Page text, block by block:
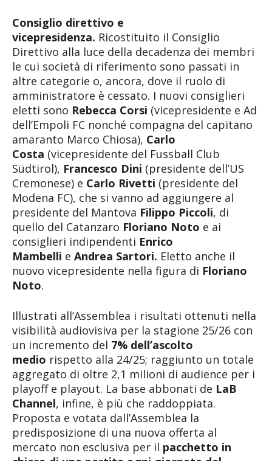
Consiglio direttivo e
vicepresidenza. Ricostituito il Consiglio
Direttivo alla luce della decadenza dei membri
le cui società di riferimento sono passati in
altre categorie o, ancora, dove il ruolo di
amministratore è cessato. I nuovi consiglieri
eletti sono Rebecca Corsi (vicepresidente e Ad
dell’Empoli FC nonché compagna del capitano
amaranto Marco Chiosa), Carlo
Costa (vicepresidente del Fussball Club
Südtirol), Francesco Dini (presidente dell’US
Cremonese) e Carlo Rivetti (presidente del
Modena FC), che si vanno ad aggiungere al
presidente del Mantova Filippo Piccoli, di
quello del Catanzaro Floriano Noto e ai
consiglieri indipendenti Enrico
Mambelli e Andrea Sartori. Eletto anche il
nuovo vicepresidente nella figura di Floriano
Noto.
Illustrati all’Assemblea i risultati ottenuti nella
visibilità audiovisiva per la stagione 25/26 con
un incremento del 7% dell’ascolto
medio rispetto alla 24/25; raggiunto un totale
aggregato di oltre 2,1 milioni di audience per i
playoff e playout. La base abbonati de LaB
Channel, infine, è più che raddoppiata.
Proposta e votata dall’Assemblea la
predisposizione di una nuova offerta al
mercato non esclusiva per il pacchetto in